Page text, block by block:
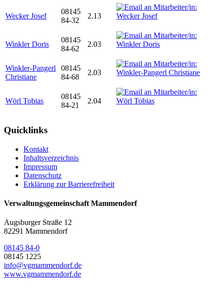
Wecker Josef
08145
84-32
2.13
Winkler Doris
08145
84-62
2.03
Winkler-Pangerl
Christiane
08145
84-68
2.03
Wörl Tobias
08145
84-21
2.04
Quicklinks
Kontakt
Inhaltsverzeichnis
Impressum
Datenschutz
Erklärung zur Barrierefreiheit
Verwaltungsgemeinschaft Mammendorf
Augsburger Straße 12
82291 Mammendorf
08145 84-0
08145 1225
info@vgmammendorf.de
www.vgmammendorf.de